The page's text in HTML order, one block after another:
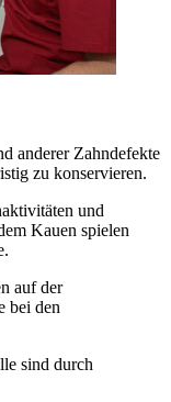
anderer Zahndefekte
zu konservieren.
und
Kauen spielen
auf der
bei den
sind durch